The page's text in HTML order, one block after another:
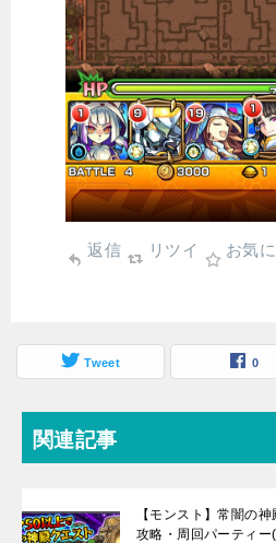
返信 リツイ お気に
Tweet 0
関連記事
【モンスト】常闇の
攻略・周回パーティー